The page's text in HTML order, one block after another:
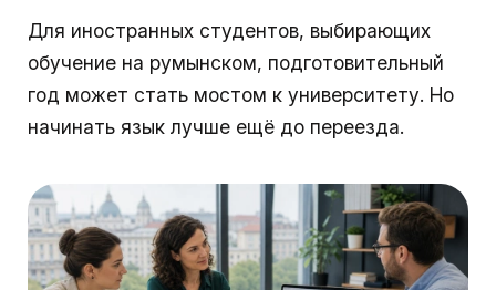
Для иностранных студентов, выбирающих
обучение на румынском, подготовительный
год может стать мостом к университету. Но
начинать язык лучше ещё до переезда.